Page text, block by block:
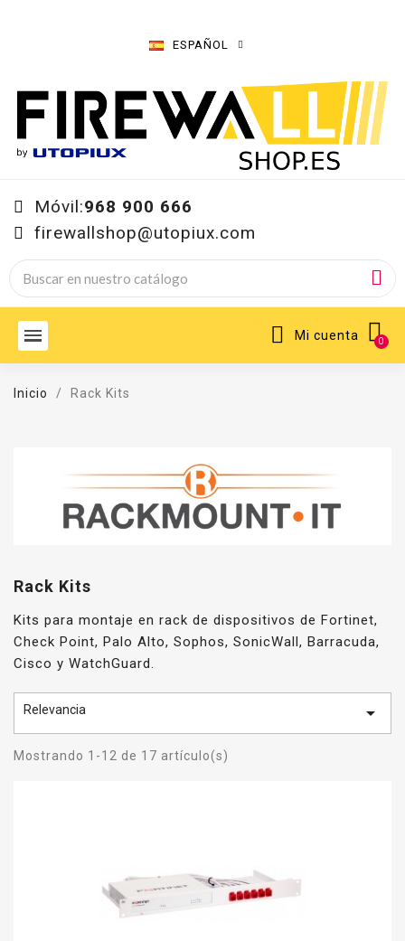
ESPAÑOL
Móvil:968 900 666
firewallshop@utopiux.com
Mi cuenta
Inicio Rack Kits
Rack Kits
Kits para montaje en rack de dispositivos de Fortinet,
Check Point, Palo Alto, Sophos, SonicWall, Barracuda,
Cisco y WatchGuard.
Relevancia 
Mostrando 1-12 de 17 artículo(s)